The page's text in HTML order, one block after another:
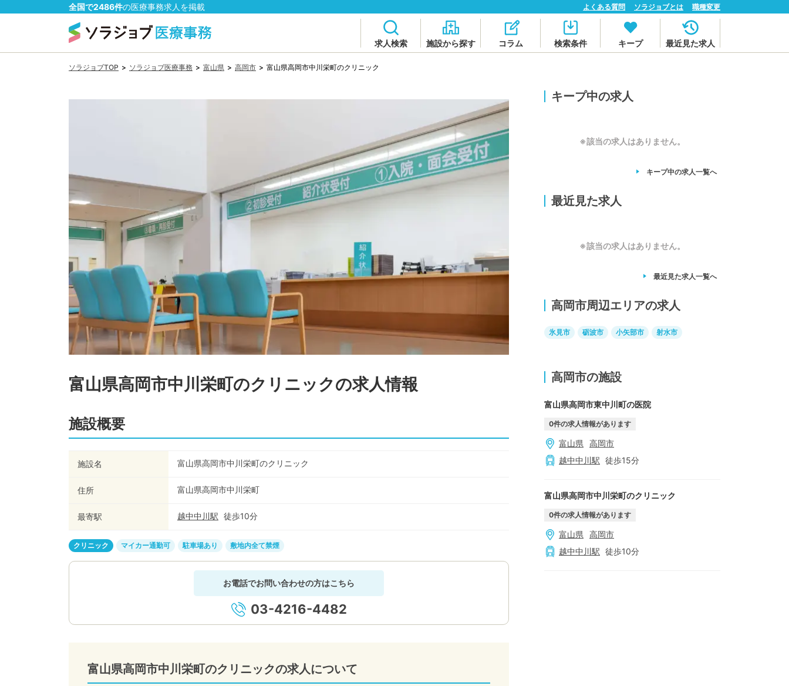
全国で2486件の医療事務求人を掲載 よくある質問 ソラジョブとは 職種変更
求人検索 施設から探す コラム 検索条件 キープ 最近見た求人
ソラジョブTOP > ソラジョブ医療事務 > 富山県 > 高岡市 > 富山県高岡市中川栄町のクリニック
富山県高岡市中川栄町のクリニックの求人情報
施設概要
施設名 富山県高岡市中川栄町のクリニック
住所 富山県高岡市中川栄町
最寄駅 越中中川駅 徒歩10分
クリニック マイカー通勤可 駐車場あり 敷地内全て禁煙
お電話でお問い合わせの方はこちら
03-4216-4482
富山県高岡市中川栄町のクリニックの求人について
キープ中の求人
※該当の求人はありません。
キープ中の求人一覧へ
最近見た求人
※該当の求人はありません。
最近見た求人一覧へ
高岡市周辺エリアの求人
氷見市 砺波市 小矢部市 射水市
高岡市の施設
富山県高岡市東中川町の医院
0件の求人情報があります
富山県
高岡市
越中中川駅 徒歩15分
富山県高岡市中川栄町のクリニック
0件の求人情報があります
富山県
高岡市
越中中川駅 徒歩10分